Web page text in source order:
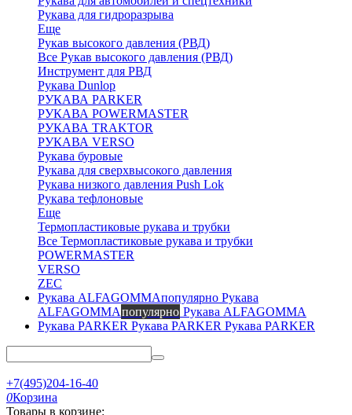
Рукава для гидроразрыва
Еще
Рукав высокого давления (РВД)
Все Рукав высокого давления (РВД)
Инструмент для РВД
Рукава Dunlop
РУКАВА PARKER
РУКАВА POWERMASTER
РУКАВА TRAKTOR
РУКАВА VERSO
Рукава буровые
Рукава для сверхвысокого давления
Рукава низкого давления Push Lok
Рукава тефлоновые
Еще
Термопластиковые рукава и трубки
Все Термопластиковые рукава и трубки
POWERMASTER
VERSO
ZEC
Рукава
ALFAGOMMAпопулярно Рукава ALFAGOMMA
Рукава PARKER Рукава PARKER
+7(495)204-16-40
0Корзина
Товары в корзине: